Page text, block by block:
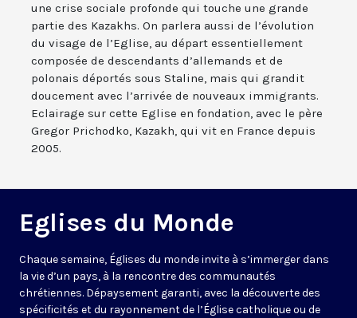
une crise sociale profonde qui touche une grande
partie des Kazakhs. On parlera aussi de l’évolution
du visage de l’Eglise, au départ essentiellement
composée de descendants d’allemands et de
polonais déportés sous Staline, mais qui grandit
doucement avec l’arrivée de nouveaux immigrants.
Eclairage sur cette Eglise en fondation, avec le père
Gregor Prichodko, Kazakh, qui vit en France depuis
2005.
Eglises du Monde
Chaque semaine, Églises du monde invite à s’immerger dans
la vie d’un pays, à la rencontre des communautés
chrétiennes. Dépaysement garanti, avec la découverte des
spécificités et du rayonnement de l’Église catholique ou de